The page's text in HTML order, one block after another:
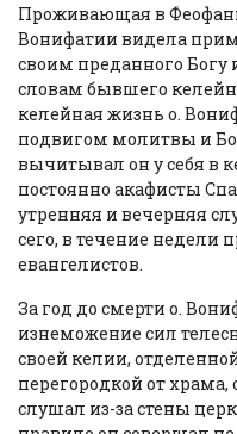
Проживающая в
Вонифатии видела
своим преданного Богу
словам бывшего
келейная жизнь о.
подвигом молитвы и
вычитывал он у себя в
постоянно акафисты
утренняя и вечерняя
сего, в течение недели
евангелистов.
За год до смерти о.
изнеможение сил
своей келии,
перегородкой от
слушал из-за стены